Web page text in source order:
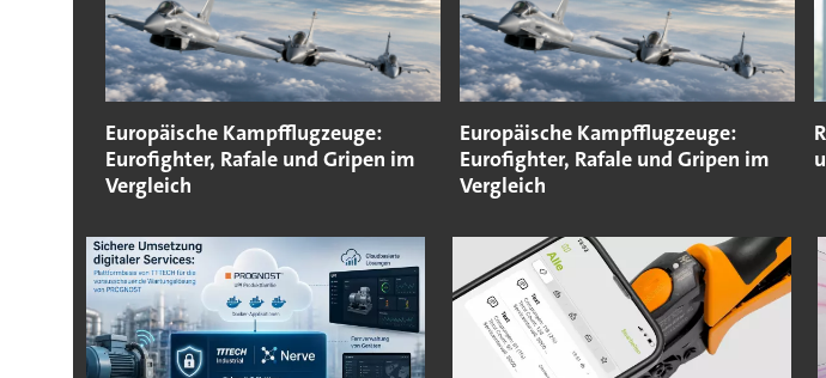
Europäische Kampfflugzeuge:
Eurofighter, Rafale und Gripen im
Vergleich
Europäische Kampfflugzeuge:
Eurofighter, Rafale und Gripen im
Vergleich